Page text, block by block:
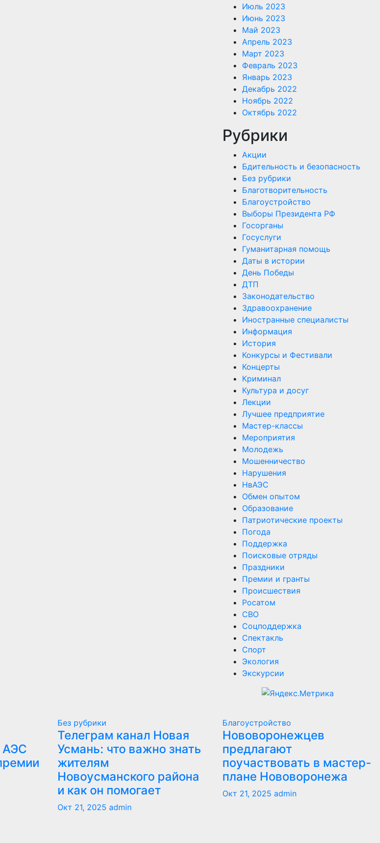
Июль 2023
Июнь 2023
Май 2023
Апрель 2023
Март 2023
Февраль 2023
Январь 2023
Декабрь 2022
Ноябрь 2022
Октябрь 2022
Рубрики
Акции
Бдительность и безопасность
Без рубрики
Благотворительность
Благоустройство
Выборы Президента РФ
Госорганы
Госуслуги
Гуманитарная помощь
Даты в истории
День Победы
ДТП
Законодательство
Здравоохранение
Иностранные специалисты
Информация
История
Конкурсы и Фестивали
Концерты
Криминал
Культура и досуг
Лекции
Лучшее предприятие
Мастер-классы
Мероприятия
Молодежь
Мошенничество
Нарушения
НвАЭС
Обмен опытом
Образование
Патриотические проекты
Погода
Поддержка
Поисковые отряды
Праздники
Премии и гранты
Происшествия
Росатом
СВО
Соцподдержка
Спектакль
Спорт
Экология
Экскурсии
АЭС
Без рубрики
Телеграм канал Новая
Усмань: что важно знать
жителям
Новоусманского района
и как он помогает
Окт 21, 2025 admin
Благоустройство
Нововоронежцев
предлагают
поучаствовать в мастер-
плане Нововоронежа
Окт 21, 2025 admin